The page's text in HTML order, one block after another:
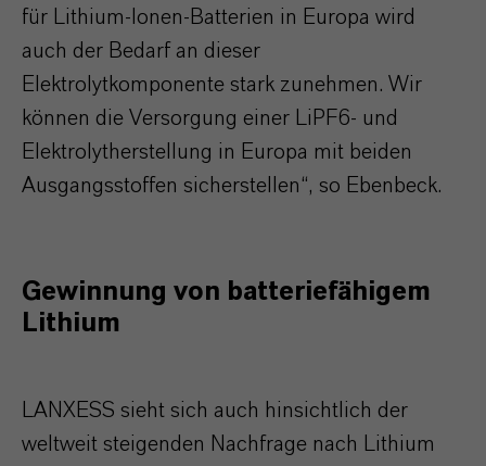
für Lithium-Ionen-Batterien in Europa wird
auch der Bedarf an dieser
Elektrolytkomponente stark zunehmen. Wir
können die Versorgung einer LiPF6- und
Elektrolytherstellung in Europa mit beiden
Ausgangsstoffen sicherstellen“, so Ebenbeck.
Gewinnung von batteriefähigem
Lithium
LANXESS sieht sich auch hinsichtlich der
weltweit steigenden Nachfrage nach Lithium